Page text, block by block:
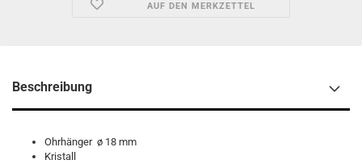
AUF DEN MERKZETTEL
Beschreibung
Ohrhänger ø 18 mm
Kristall